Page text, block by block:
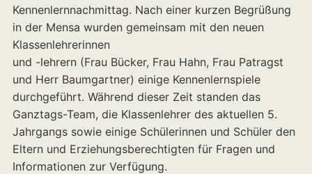
Kennenlernnachmittag. Nach einer kurzen Begrüßung
in der Mensa wurden gemeinsam mit den neuen
Klassenlehrerinnen
und -lehrern (Frau Bücker, Frau Hahn, Frau Patragst
und Herr Baumgartner) einige Kennenlernspiele
durchgeführt. Während dieser Zeit standen das
Ganztags-Team, die Klassenlehrer des aktuellen 5.
Jahrgangs sowie einige Schülerinnen und Schüler den
Eltern und Erziehungsberechtigten für Fragen und
Informationen zur Verfügung.